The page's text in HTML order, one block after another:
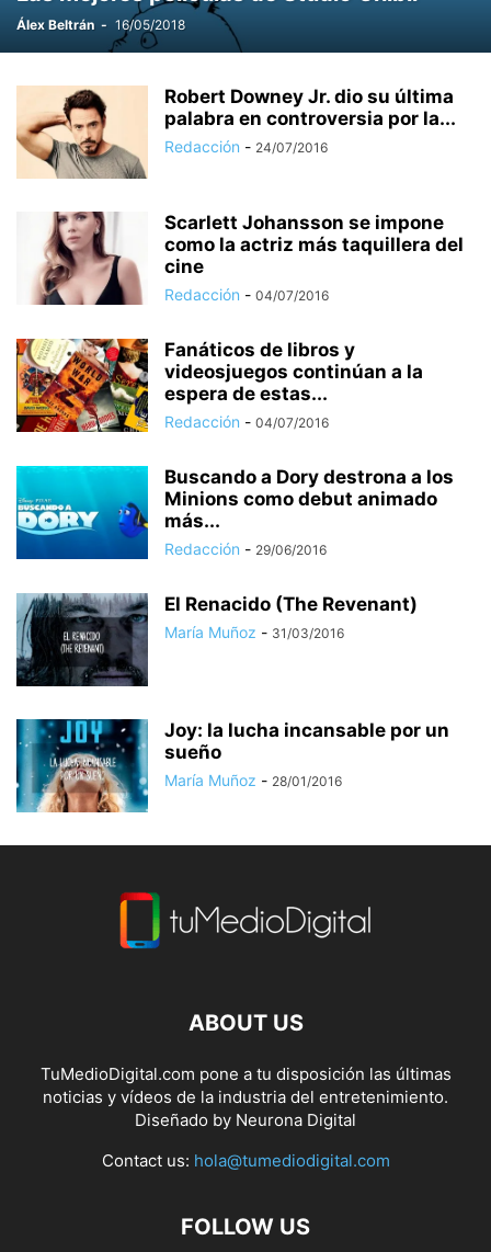
Álex Beltrán - 16/05/2018
Robert Downey Jr. dio su última
palabra en controversia por la...
Redacción - 24/07/2016
Scarlett Johansson se impone
como la actriz más taquillera del
cine
Redacción - 04/07/2016
Fanáticos de libros y
videosjuegos continúan a la
espera de estas...
Redacción - 04/07/2016
Buscando a Dory destrona a los
Minions como debut animado
más...
Redacción - 29/06/2016
El Renacido (The Revenant)
María Muñoz - 31/03/2016
Joy: la lucha incansable por un
sueño
María Muñoz - 28/01/2016
ABOUT US
TuMedioDigital.com pone a tu disposición las últimas
noticias y vídeos de la industria del entretenimiento.
Diseñado by Neurona Digital
Contact us: hola@tumediodigital.com
FOLLOW US